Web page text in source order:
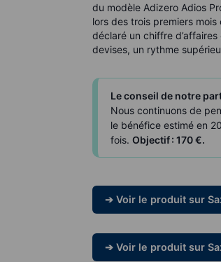
du modèle Adizero Adios
lors des trois premiers
déclaré un chiffre
devises, un rythme
Le conseil de notre
Nous continuons de
le bénéfice estimé en
fois. Objectif : 170 €.
➔ Voir le produit sur
➔ Voir le produit sur